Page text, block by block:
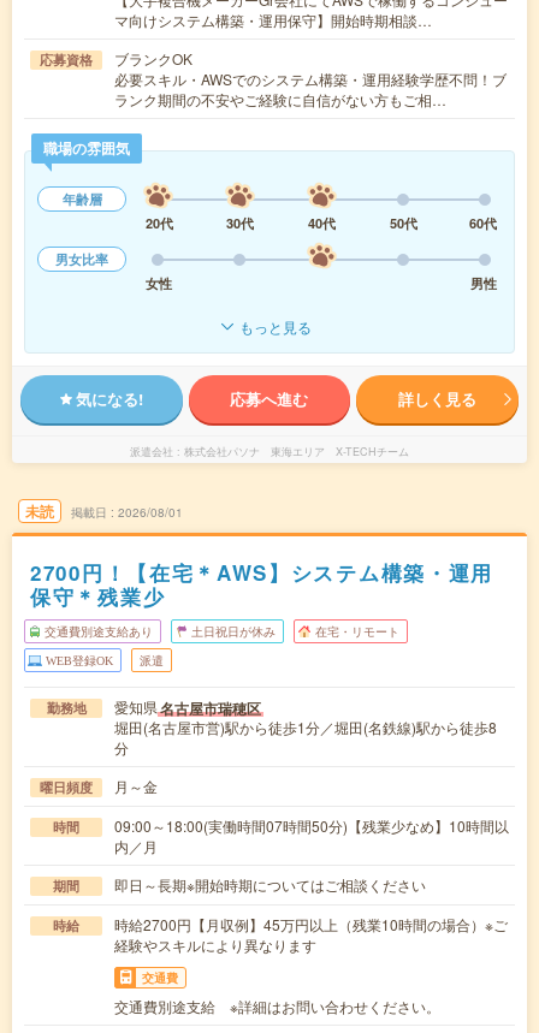
マ向けシステム構築・運用保守】開始時期相談…
応募資格
ブランクOK
必要スキル・AWSでのシステム構築・運用経験学歴不問！ブ
ランク期間の不安やご経験に自信がない方もご相…
職場の雰囲気
年齢層
20代
30代 40代 50代
60代
男女比率
女性
男性
もっと見る
気になる! 応募へ進む 詳しく見る
派遣会社 株式会社パソナ 東海エリア X-TECHチーム
未読 掲載日 2026/08/01
2700円！【在宅＊AWS】システム構築・運用
保守＊残業少
交通費別途支給あり 土日祝日が休み 在宅・リモート
WEB登録OK 派遣
勤務地 愛知県名古屋市瑞穂区
堀田(名古屋市営)駅から徒歩1分／堀田(名鉄線)駅から徒歩8
分
曜日頻度 月～金
時間
09:00～18:00(実働時間07時間50分)【残業少なめ】10時間以
内／月
期間 即日～長期※開始時期についてはご相談ください
時給
時給2700円【月収例】45万円以上（残業10時間の場合）※ご
経験やスキルにより異なります
交通費
交通費別途支給 ※詳細はお問い合わせください。